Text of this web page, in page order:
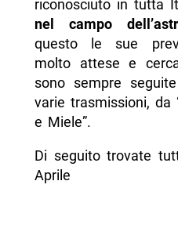
- Oroscopo della
- Oroscopo dello
- Oroscopo del Sagittario
- Oroscopo del
- Oroscopo dei Pesci
riconosciuto in tutta
nel campo
questo le sue
molto attese e
sono sempre
varie trasmissioni, da
e Miele”.
Di seguito trovate
Aprile